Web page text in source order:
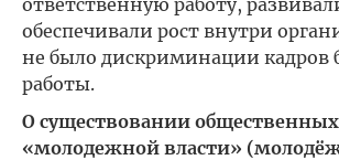
ответственную работу,
обеспечивали рост внутри
не было дискриминации кадров
работы.
О существовании общественных
«молодежной власти»